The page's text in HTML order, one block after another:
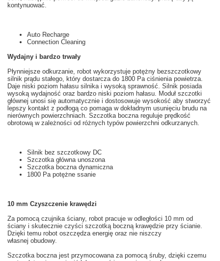
kontynuować.
Auto Recharge
Connection Cleaning
Wydajny i bardzo trwały
Płynniejsze odkurzanie, robot wykorzystuje potężny bezszczotkowy
silnik prądu stałego, który dostarcza do 1800 Pa ciśnienia powietrza.
Daje niski poziom hałasu silnika i wysoką sprawność. Silnik posiada
wysoką wydajność oraz bardzo niski poziom hałasu. Moduł szczotki
głównej unosi się automatycznie i dostosowuje wysokość aby stworzyć
lepszy kontakt z podłogąco pomaga w dokładnym usunięciu brudu na
nierównych powierzchniach. Szczotka boczna reguluje prędkość
obrotową w zależności od różnych typów powierzchni odkurzanych.
Silnik bez szczotkowy DC
Szczotka główna unoszona
Szczotka boczna dynamiczna
1800 Pa potężne ssanie
10 mm Czyszczenie krawędzi
Za pomocą czujnika ściany, robot pracuje w odległości 10 mm od
ściany i skutecznie czyści szczotką boczną krawędzie przy ścianie.
Dzięki temu robot oszczędza energię oraz nie niszczy
własnej obudowy.
Szczotka boczna jest przymocowana za pomocą śruby, dzięki czemu